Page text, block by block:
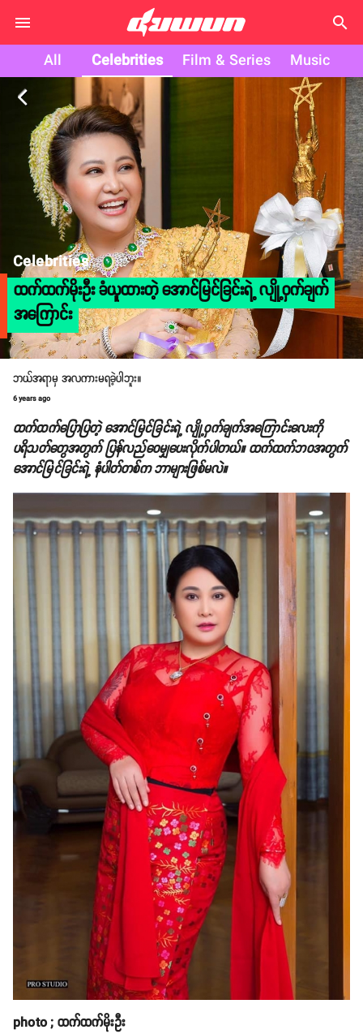
search
All Celebrities Film & Series Music
arrow_back_ios
Celebrities
ထက်ထက်မိုးဦး ခံယူထားတဲ့ အောင်မြင်ခြင်းရဲ့ လျို့ဝှက်ချက်
အကြောင်း
ဘယ်အရာမှ အလကားမရခဲ့ပါဘူး။
6 years ago
ထက်ထက်ပြောပြတဲ့ အောင်မြင်ခြင်းရဲ့ လျို့ဝှက်ချက်အကြောင်းလေးကို
ပရိသတ်တွေအတွက် ပြန်လည်ဝေမျှပေးလိုက်ပါတယ်။ ထက်ထက်ဘဝအတွက်
အောင်မြင်ခြင်းရဲ့ နံပါတ်တစ်က ဘာများဖြစ်မလဲ။
photo ; ထက်ထက်မိုးဦး